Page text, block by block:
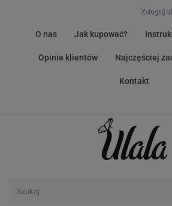
Zaloguj
O nas Jak kupować?
Opinie klientów Najczęściej
Kontakt